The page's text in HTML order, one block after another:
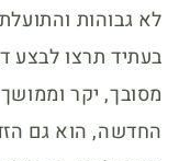
לא גבוהות
בעתיד תרצו לבצע
מסובך, יקר
החדשה, הוא גם